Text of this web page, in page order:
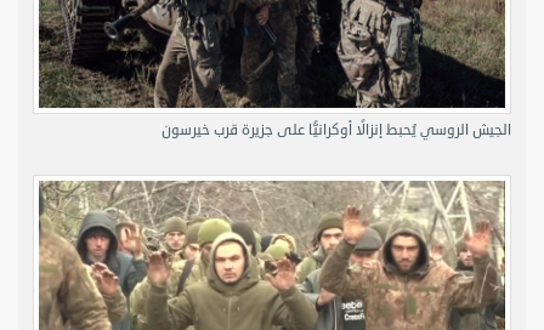
الجيش الروسي يُحبط إنزالًا أوكرانيًّا على جزيرة قرب خيرسون